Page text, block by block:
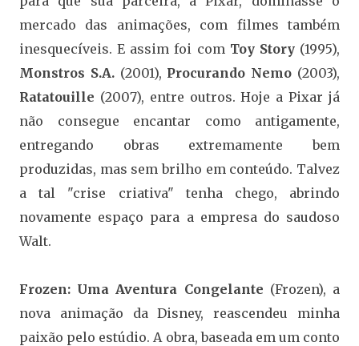
mercado das animações, com filmes também
inesquecíveis. E assim foi com Toy Story(1995),
Monstros S.A.(2001), Procurando Nemo (2003),
Ratatouille (2007), entre outros. Hoje a Pixar já
não consegue encantar como antigamente,
entregando obras extremamente bem
produzidas, mas sem brilho em conteúdo. Talvez
a tal "crise criativa" tenha chego, abrindo
novamente espaço para a empresa do saudoso
Walt.
Frozen: Uma Aventura Congelante (Frozen), a
nova animação da Disney, reascendeu minha
paixão pelo estúdio. A obra, baseada em um conto